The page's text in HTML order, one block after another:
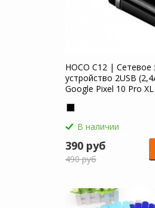
HOCO C12 | Сетевое
устройство 2USB
Google Pixel 10 Pro XL
В наличии
390 руб
490 руб